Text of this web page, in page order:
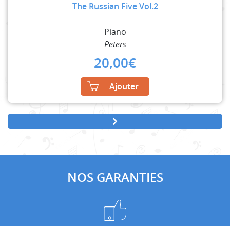
The Russian Five Vol.2
Piano
Peters
20,00€
Ajouter
NOS GARANTIES